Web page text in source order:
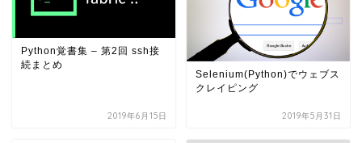
Python覚書集 – 第2回 ssh接
続まとめ
2019年6月15日
Selenium(Python)でウェブス
クレイピング
2019年5月31日